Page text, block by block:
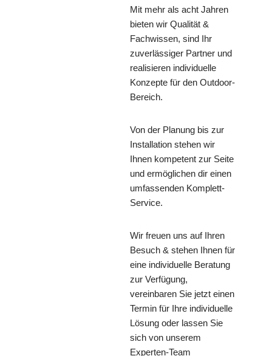
Mit mehr als acht Jahren
bieten wir Qualität &
Fachwissen, sind Ihr
zuverlässiger Partner und
realisieren individuelle
Konzepte für den Outdoor-
Bereich.
Von der Planung bis zur
Installation stehen wir
Ihnen kompetent zur Seite
und ermöglichen dir einen
umfassenden Komplett-
Service.
Wir freuen uns auf Ihren
Besuch & stehen Ihnen für
eine individuelle Beratung
zur Verfügung,
vereinbaren Sie jetzt einen
Termin für Ihre individuelle
Lösung oder lassen Sie
sich von unserem
Experten-Team